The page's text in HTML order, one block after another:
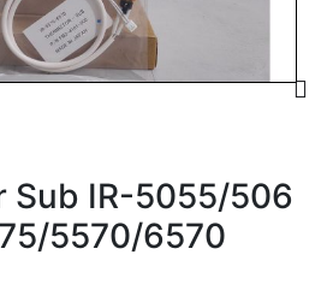
Sub IR-5055/506
5570/6570